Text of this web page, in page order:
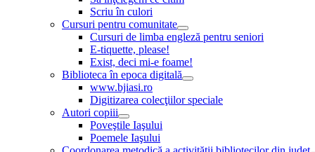
Scriu în culori
Cursuri pentru comunitate
Cursuri de limba engleză pentru seniori
E-tiquette, please!
Exist, deci mi-e foame!
Biblioteca în epoca digitală
www.bjiasi.ro
Digitizarea colecţiilor speciale
Autori copiii
Poveştile Iaşului
Poemele Iaşului